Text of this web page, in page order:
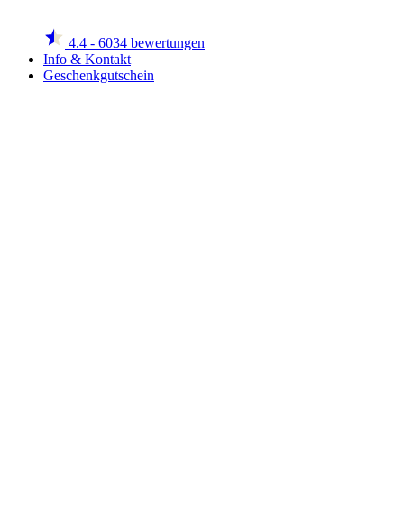
4.4 - 6034 bewertungen
Info & Kontakt
Geschenkgutschein